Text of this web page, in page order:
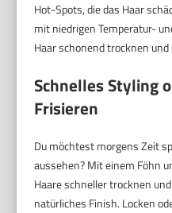
Hot-Spots, die das Haar
mit niedrigen Temperatur-
Haar schonend trocknen
Schnelles Styling
Frisieren
Du möchtest morgens Zeit
aussehen? Mit einem Föhn
Haare schneller trocknen
natürliches Finish. Locken